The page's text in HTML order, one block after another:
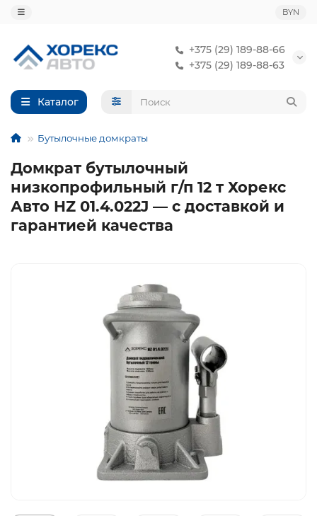
BYN
+375 (29) 189-88-66
+375 (29) 189-88-63
Каталог
Бутылочные домкраты
Домкрат бутылочный
низкопрофильный г/п 12 т Хорекс
Авто HZ 01.4.022J — с доставкой и
гарантией качества